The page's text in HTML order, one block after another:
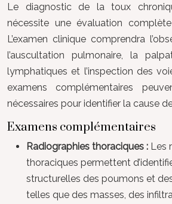
Le diagnostic de la toux
nécessite une évaluation
L’examen clinique comprendra
l’auscultation pulmonaire, la
lymphatiques et l’inspection des
examens complémentaires
nécessaires pour identifier la cause
Examens complémentaires
Radiographies thoraciques : Les
thoraciques permettent
structurelles des poumons et
telles que des masses, des